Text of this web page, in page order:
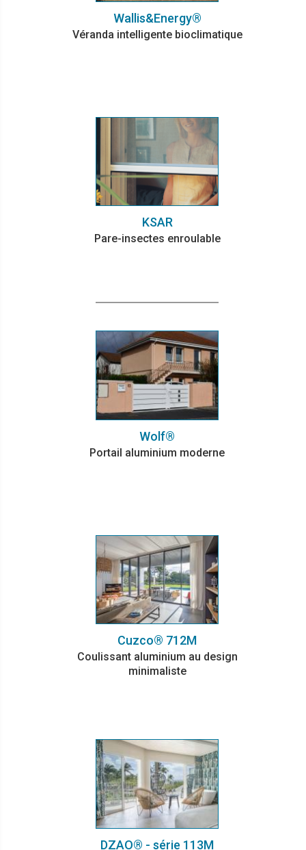
Wallis&Energy®
Véranda intelligente bioclimatique
KSAR
Pare-insectes enroulable
Wolf®
Portail aluminium moderne
Cuzco® 712M
Coulissant aluminium au design
minimaliste
DZAO® - série 113M